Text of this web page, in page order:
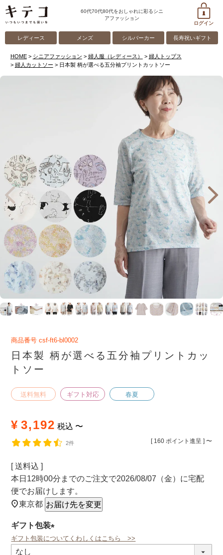
60代70代80代をおしゃれに彩るシニ
アファッション
ログイン
レディース メンズ シルバーカー 長寿祝いギフト
HOME シニアファッション 婦人服（レディース）
婦人トップス
婦人カットソー
日本製 柄が選べる五分袖プリントカットソー
商品番号 csf-ft6-bl0002
日本製 柄が選べる五分袖プリントカッ
トソー
送料無料 ギフト対応 春夏
¥ 3,192 税込 〜
[ 160 ポイント進呈 ] 〜
2件
送料込
本日 12時00分 までのご注文で2026/08/07（金） に宅配
便でお届けします。
東京都 お届け先を変更
ギフト包装
(必
ギフト包装についてくわしくはこちら >>